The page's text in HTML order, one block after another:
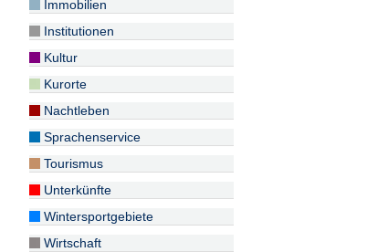
Immobilien
Institutionen
Kultur
Kurorte
Nachtleben
Sprachenservice
Tourismus
Unterkünfte
Wintersportgebiete
Wirtschaft